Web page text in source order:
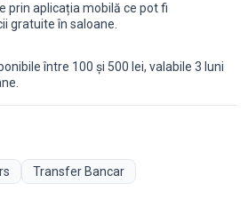
prin aplicația mobilă ce pot fi
gratuite în saloane.
între 100 și 500 lei, valabile 3 luni
Transfer Bancar